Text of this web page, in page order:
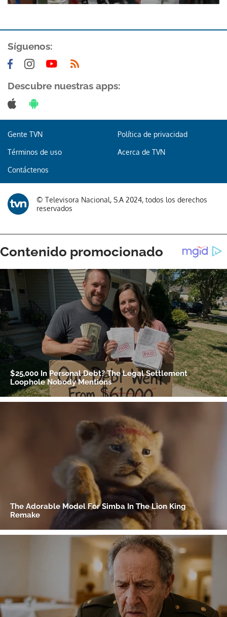
Gracias por suscribirte a nuestro boletín.
ACEPTAR
Síguenos:
Descubre nuestras apps:
Gente TVN Política de privacidad
Términos de uso Acerca de TVN
Contáctenos
© Televisora Nacional, S.A 2024, todos los derechos
reservados